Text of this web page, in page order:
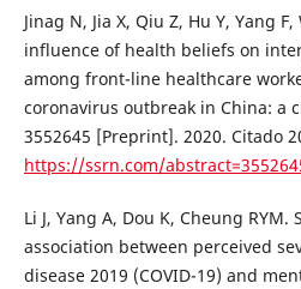
Jinag N, Jia X, Qiu Z, Hu Y, Yang
influence of health beliefs on
among front-line healthcare
coronavirus outbreak in China: a
3552645 [Preprint]. 2020. Citado
https://ssrn.com/
Li J, Yang A, Dou K, Cheung
association between perceived
disease 2019 (COVID-19) and